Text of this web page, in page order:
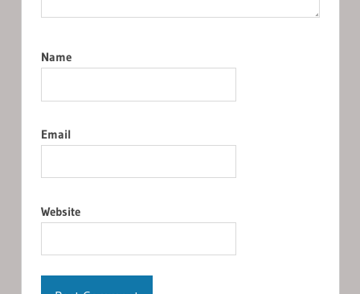
Name
Email
Website